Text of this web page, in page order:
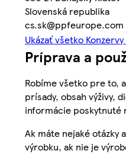
Slovenská republika
cs.sk@ppfeurope.com
Ukázať všetko
Príprava a
Robíme všetko pre to,
prísady, obsah výživy,
informácie poskytnuté
Ak máte nejaké otázky
výrobku, ak nie je